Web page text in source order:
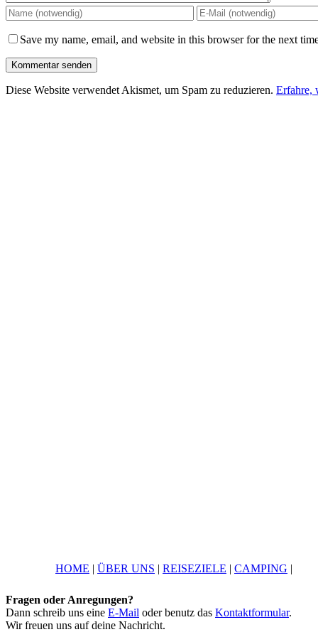
Save my name, email, and website in this browser for the next
Diese Website verwendet Akismet, um Spam zu reduzieren. Erfahre,
HOME | ÜBER UNS | REISEZIELE | CAMPING |
Fragen oder Anregungen?
Dann schreib uns eine E-Mail oder benutz das Kontaktformular.
Wir freuen uns auf deine Nachricht.